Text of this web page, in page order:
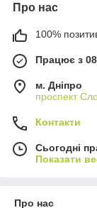
Про нас
100%
Працює з
м. Дніпро
проспект
Контакти
Сьогодні
Показати
Про нас